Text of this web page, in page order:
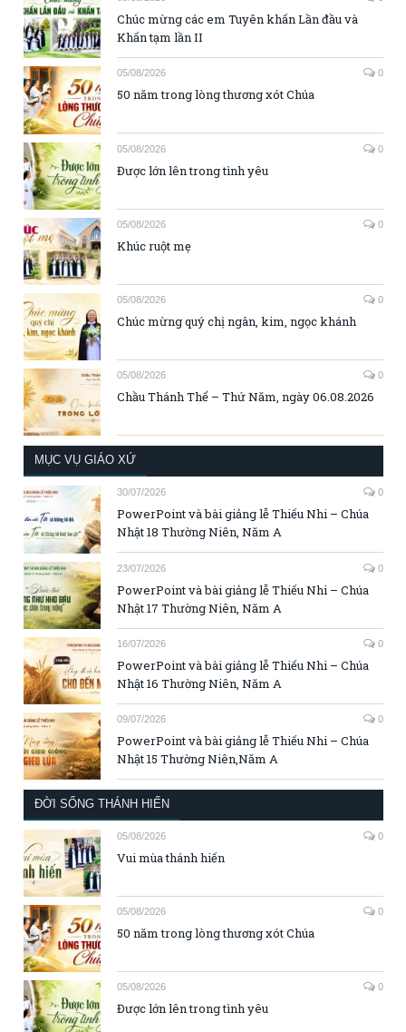
Chúc mừng các em Tuyên khấn Lần đầu và
Khấn tạm lần II
05/08/2026 0
50 năm trong lòng thương xót Chúa
05/08/2026 0
Được lớn lên trong tình yêu
05/08/2026 0
Khúc ruột mẹ
05/08/2026 0
Chúc mừng quý chị ngân, kim, ngọc khánh
05/08/2026 0
Chầu Thánh Thể – Thứ Năm, ngày 06.08.2026
MỤC VỤ GIÁO XỨ
30/07/2026 0
PowerPoint và bài giảng lễ Thiếu Nhi – Chúa
Nhật 18 Thường Niên, Năm A
23/07/2026 0
PowerPoint và bài giảng lễ Thiếu Nhi – Chúa
Nhật 17 Thường Niên, Năm A
16/07/2026 0
PowerPoint và bài giảng lễ Thiếu Nhi – Chúa
Nhật 16 Thường Niên, Năm A
09/07/2026 0
PowerPoint và bài giảng lễ Thiếu Nhi – Chúa
Nhật 15 Thường Niên,Năm A
ĐỜI SỐNG THÁNH HIẾN
05/08/2026 0
Vui mùa thánh hiến
05/08/2026 0
50 năm trong lòng thương xót Chúa
05/08/2026 0
Được lớn lên trong tình yêu